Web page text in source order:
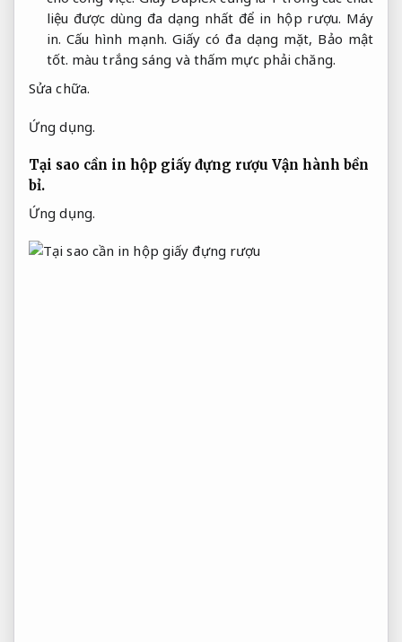
liệu được dùng đa dạng nhất để in hộp rượu. Máy
in. Cấu hình mạnh. Giấy có đa dạng mặt, Bảo mật
tốt. màu trắng sáng và thấm mực phải chăng.
Sửa chữa.
Ứng dụng.
Tại sao cần in hộp giấy đựng rượu Vận hành bền
bỉ.
Ứng dụng.